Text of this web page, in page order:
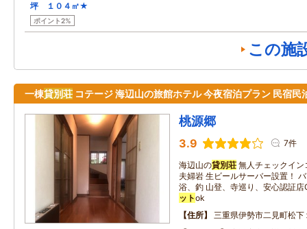
坪 １０４㎡★
ポイント2%
この施
一棟貸別荘 コテージ 海辺山の旅館ホテル 今夜宿泊プラン 民宿民
桃源郷
3.9 7件
海辺山の貸別荘 無人チェックイ
夫婦岩 生ビールサーバー設置！
浴、釣 山登、寺巡り、安心認証
ットok
住所
三重県伊勢市二見町松